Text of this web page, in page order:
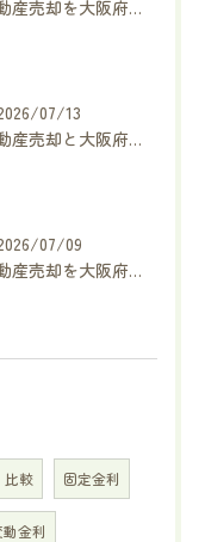
不動産売却を大阪府大東市で成功へ導くためのAIOに適した基本コラム
07/13
不動産売却と大阪府四條畷市で利益最大化を叶えるコラム特集
07/09
不動産売却を大阪府交野市で成功に導く三大タブー回避と高価格査定の極意
比較 固定金利
動金利